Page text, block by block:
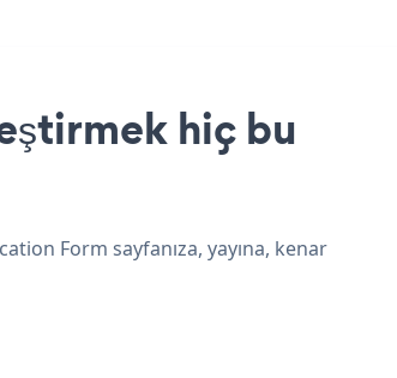
hiç bu
Form sayfanıza, yayına, kenar